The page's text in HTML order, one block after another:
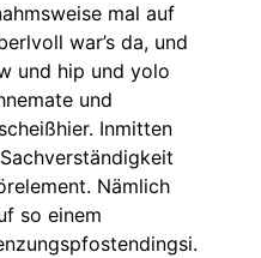
mal auf
war’s da, und
und hip und yolo
und
Inmitten
Nämlich
so einem